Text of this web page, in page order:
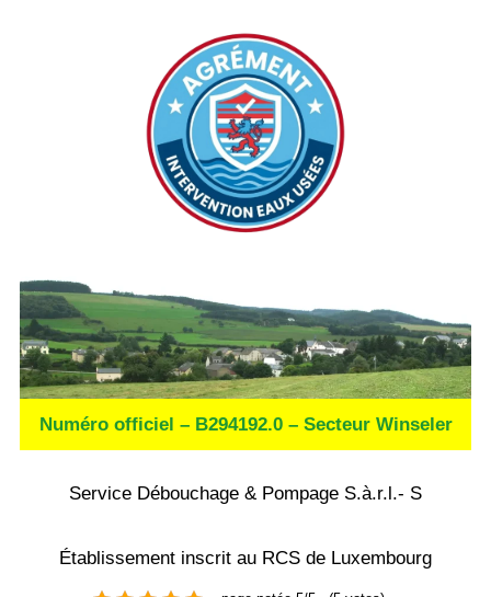
Numéro officiel – B294192.0 – Secteur Winseler
Service Débouchage & Pompage S.à.r.l.- S
Établissement inscrit au RCS de Luxembourg